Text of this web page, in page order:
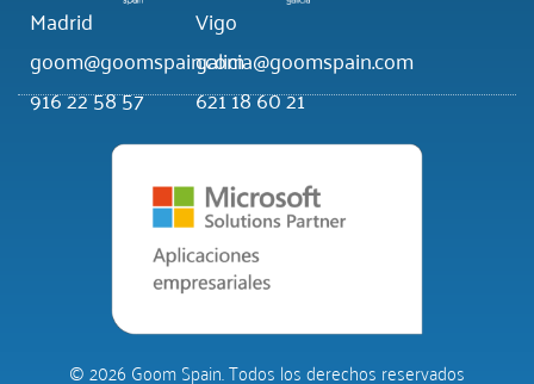
Madrid
goom@goomspain.com
916 22 58 57
Vigo
galicia@goomspain.com
621 18 60 21
© 2026 Goom Spain. Todos los derechos reservados